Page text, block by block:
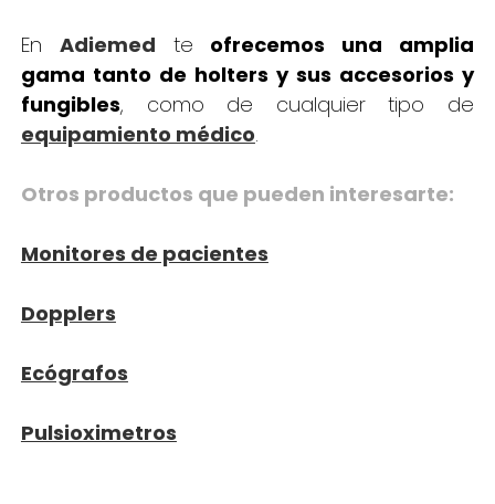
En Adiemed te ofrecemos una amplia
gama tanto de holters y sus accesorios y
fungibles, como de cualquier tipo de
equipamiento médico.
Otros productos que pueden interesarte:
Monitores de pacientes
Dopplers
Ecógrafos
Pulsioximetros